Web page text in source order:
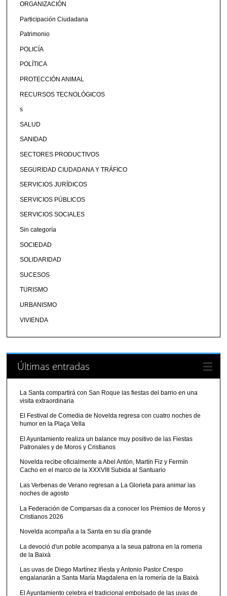
ORGANIZACIÓN
Participación Ciudadana
Patrimonio
POLICÍA
POLÍTICA
PROTECCIÓN ANIMAL
RECURSOS TECNOLÓGICOS
s
SALUD
SANIDAD
SECTORES PRODUCTIVOS
SEGURIDAD CIUDADANA Y TRÁFICO
SERVICIOS JURÍDICOS
SERVICIOS PÚBLICOS
SERVICIOS SOCIALES
Sin categoría
SOCIEDAD
SOLIDARIDAD
SUCESOS
TURISMO
URBANISMO
VIVIENDA
Últimas entradas
La Santa compartirá con San Roque las fiestas del barrio en una
visita extraordinaria
El Festival de Comedia de Novelda regresa con cuatro noches de
humor en la Plaça Vella
El Ayuntamiento realiza un balance muy positivo de las Fiestas
Patronales y de Moros y Cristianos
Novelda recibe oficialmente a Abel Antón, Martín Fiz y Fermín
Cacho en el marco de la XXXVIII Subida al Santuario
Las Verbenas de Verano regresan a La Glorieta para animar las
noches de agosto
La Federación de Comparsas da a conocer los Premios de Moros y
Cristianos 2026
Novelda acompaña a la Santa en su día grande
La devoció d'un poble acompanya a la seua patrona en la romeria
de la Baixà
Las uvas de Diego Martínez Iñesta y Antonio Pastor Crespo
engalanarán a Santa María Magdalena en la romería de la Baixà
El Ayuntamiento celebra el tradicional embolsado de las uvas de